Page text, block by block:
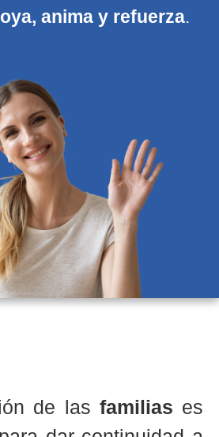
anima y refuerza.
de las familias es